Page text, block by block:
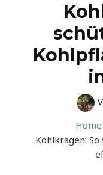
Home
Kohlkragen: